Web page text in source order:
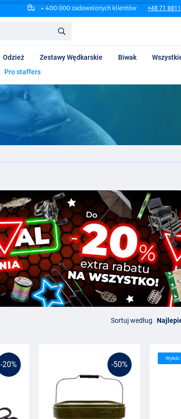
+ 400 000 zadowolonych klientów +48 71
Odzież Zestawy Wędkarskie Biwak
Pro staffers
Sortuj według
-20% -50%
Wybór